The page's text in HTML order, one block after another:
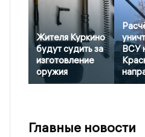
Жителя Куркино
будут судить за
изготовление
оружия
ВСУ
Главные новости